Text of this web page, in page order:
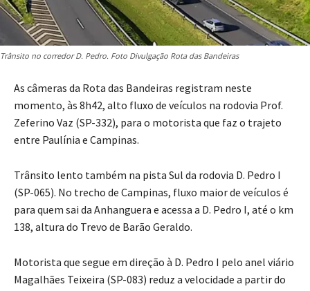
Trânsito no corredor D. Pedro. Foto Divulgação Rota das Bandeiras
As câmeras da Rota das Bandeiras registram neste
momento, às 8h42, alto fluxo de veículos na rodovia Prof.
Zeferino Vaz (SP-332), para o motorista que faz o trajeto
entre Paulínia e Campinas.
Trânsito lento também na pista Sul da rodovia D. Pedro I
(SP-065). No trecho de Campinas, fluxo maior de veículos é
para quem sai da Anhanguera e acessa a D. Pedro I, até o km
138, altura do Trevo de Barão Geraldo.
Motorista que segue em direção à D. Pedro I pelo anel viário
Magalhães Teixeira (SP-083) reduz a velocidade a partir do